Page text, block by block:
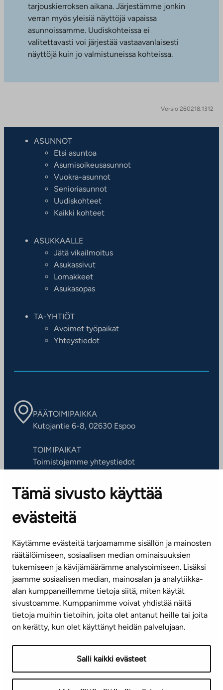
Tämä sivusto käyttää
evästeitä
Käytämme evästeitä tarjoamamme sisällön ja mainosten
räätälöimiseen, sosiaalisen median ominaisuuksien
tukemiseen ja kävijämäärämme analysoimiseen. Lisäksi
jaamme sosiaalisen median, mainosalan ja analytiikka-
alan kumppaneillemme tietoja siitä, miten käytät
sivustoamme. Kumppanimme voivat yhdistää näitä
tietoja muihin tietoihin, joita olet antanut heille tai joita
on kerätty, kun olet käyttänyt heidän palvelujaan.
Salli kaikki evästeet
tarjouskierroksen aikana. Järjestämme jonkin
verran myös yleisiä näyttöjä vapaissa
asunnoissamme. Uudiskohteissa ei
valitettavasti voi järjestää vastaavanlaisesti
näyttöjä kuin jo valmistuneissa kohteissa.
Versio 260218.1312
ASUNNOT
Etsi asuntoa
Asumisoikeusasunnot
Vuokra-asunnot
Senioriasunnot
Uudiskohteet
Kaikki kohteet
ASUKKAALLE
Jätä vikailmoitus
Asukassivut
Lomakkeet
Asukasopas
TA-YHTIÖT
Avoimet työpaikat
Yhteystiedot
PÄÄTOIMIPAIKKA
Kutojantie 6-8, 02630 Espoo
TOIMIPAIKAT
Toimistojemme yhteystiedot
ASIAKASPALVELUKESKUS
Puh. 045 7734 3777
(arkisin klo 8-16)
info@ta.fi
Tilaa uutiskirje
Mediapankki
TietosuojaselosteSaavutettavuusseloste